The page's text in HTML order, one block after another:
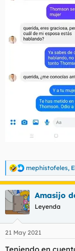
R
e
a
c
c
i
e
mephistofeles,
Amasijo
Leyenda
21 May 2021